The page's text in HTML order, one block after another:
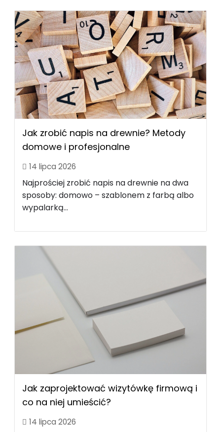
Jak zrobić napis na drewnie? Metody
domowe i profesjonalne
14 lipca 2026
Najprościej zrobić napis na drewnie na dwa
sposoby: domowo – szablonem z farbą albo
wypalarką...
Jak zaprojektować wizytówkę firmową i
co na niej umieścić?
14 lipca 2026